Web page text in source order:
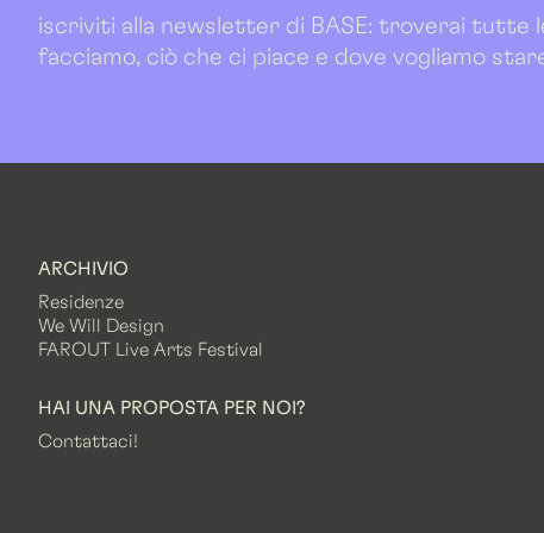
iscriviti alla newsletter di BASE: troverai tutte
facciamo, ciò che ci piace e dove vogliamo
ARCHIVIO
Residenze
We Will Design
FAROUT Live Arts Festival
HAI UNA PROPOSTA PER NOI?
Contattaci!